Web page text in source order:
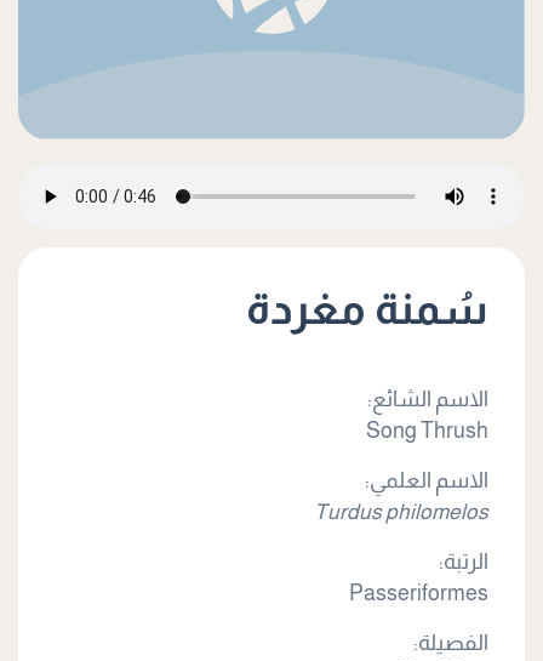
سُمنة مغردة
الاسم الشائع:
Song Thrush
الاسم العلمي:
Turdus philomelos
الرتبة:
Passeriformes
الفصيلة: